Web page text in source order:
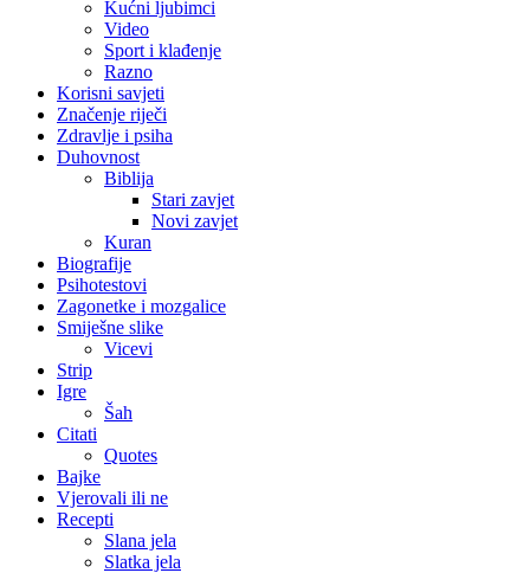
Kućni ljubimci
Video
Sport i klađenje
Razno
Korisni savjeti
Značenje riječi
Zdravlje i psiha
Duhovnost
Biblija
Stari zavjet
Novi zavjet
Kuran
Biografije
Psihotestovi
Zagonetke i mozgalice
Smiješne slike
Vicevi
Strip
Igre
Šah
Citati
Quotes
Bajke
Vjerovali ili ne
Recepti
Slana jela
Slatka jela